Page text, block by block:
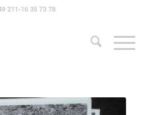
211-16 35 73 78